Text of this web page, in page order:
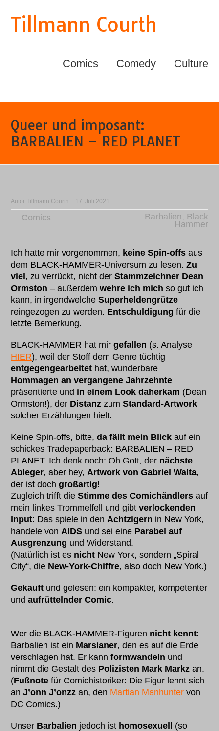
Tillmann Courth
Comics Comedy Culture
Queer und imposant:
BARBALIEN – RED PLANET
Autor:Tillmann Courth 17. Juli 2021
Comics Barbalien, Black
Hammer
Ich hatte mir vorgenommen, keine Spin-offs aus
dem BLACK-HAMMER-Universum zu lesen.Zu
viel , zu verrückt, nicht derStammzeichner Dean
Ormston – außerdemwehre ich mich so gut ich
kann, in irgendwelcheSuperheldengrütze
reingezogen zu werden. Entschuldigung für die
letzte Bemerkung.
BLACK-HAMMER hat mirgefallen (s. Analyse
HIER), weil der Stoff dem Genre tüchtig
entgegengearbeitet hat, wunderbare
Hommagen an vergangene Jahrzehnte
präsentierte und in einem Look daherkam (Dean
Ormston!), der Distanz zumStandard-Artwork
solcher Erzählungen hielt.
Keine Spin-offs, bitte,da fällt mein Blick auf ein
schickes Tradepaperback: BARBALIEN – RED
PLANET. Ich denk noch: Oh Gott, der nächste
Ableger, aber hey,Artwork von Gabriel Walta,
der ist dochgroßartig!
Zugleich trifft dieStimme des Comichändlers auf
mein linkes Trommelfell und gibtverlockenden
Input: Das spiele in denAchtzigern in New York,
handele vonAIDS und sei eine Parabel auf
Ausgrenzung und Widerstand.
(Natürlich ist es nicht New York, sondern „Spiral
City“, die New-York-Chiffre, also doch New York.)
Gekauft und gelesen: ein kompakter, kompetenter
undaufrüttelnder Comic.
Wer die BLACK-HAMMER-Figuren nicht kennt:
Barbalien ist ein Marsianer, den es auf die Erde
verschlagen hat. Er kannformwandeln und
nimmt die Gestalt des Polizisten Mark Markz an.
(Fußnote für Comichistoriker: Die Figur lehnt sich
anJ’onn J’onzz an, den Martian Manhunter von
DC Comics.)
Unser Barbalien jedoch ist homosexuell
(so